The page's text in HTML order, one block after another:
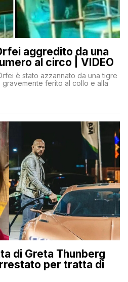
aggredito da una
al circo | VIDEO
è stato azzannato da una tigre
gravemente ferito al collo e alla
di Greta Thunberg
per tratta di